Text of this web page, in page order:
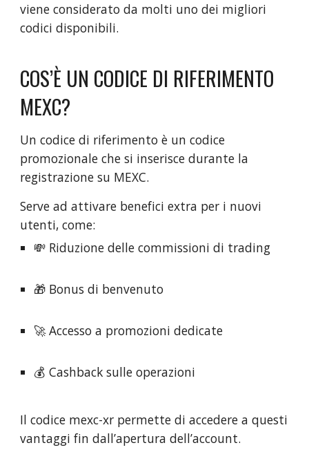
viene considerato da molti uno dei migliori
codici disponibili.
COS’È UN CODICE DI RIFERIMENTO
MEXC?
Un codice di riferimento è un codice
promozionale che si inserisce durante la
registrazione su MEXC.
Serve ad attivare benefici extra per i nuovi
utenti, come:
💸 Riduzione delle commissioni di trading
🎁 Bonus di benvenuto
🚀 Accesso a promozioni dedicate
💰 Cashback sulle operazioni
Il codice mexc-xr permette di accedere a questi
vantaggi fin dall’apertura dell’account.